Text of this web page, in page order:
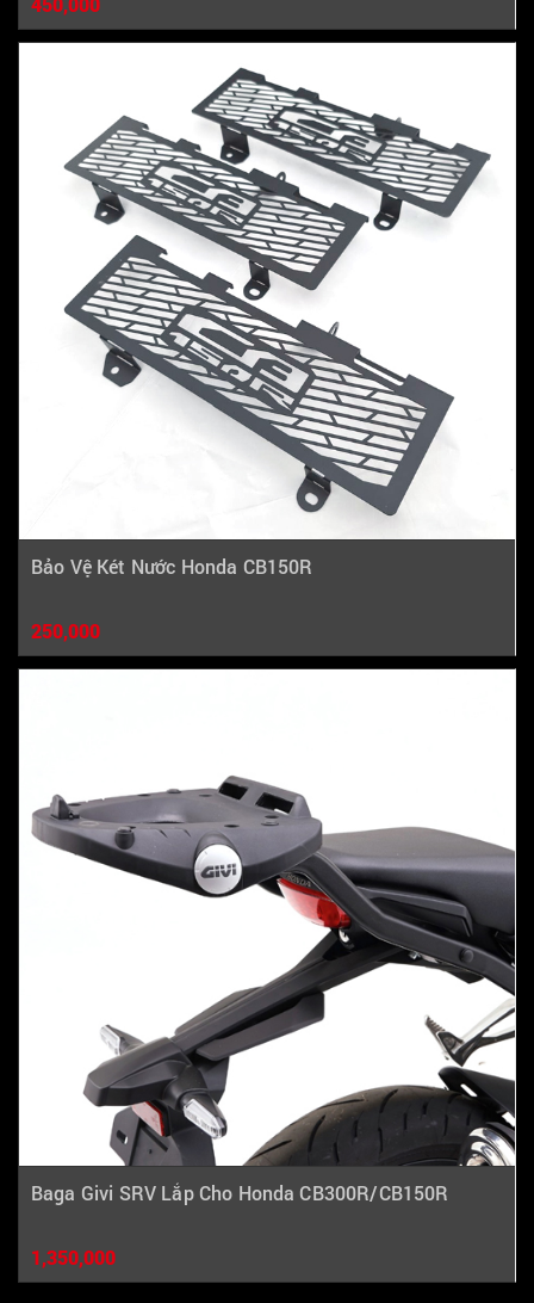
Bảo Vệ Két Nước Honda CB150R
250,000
Baga Givi SRV Lắp Cho Honda CB300R/CB150R
1,350,000